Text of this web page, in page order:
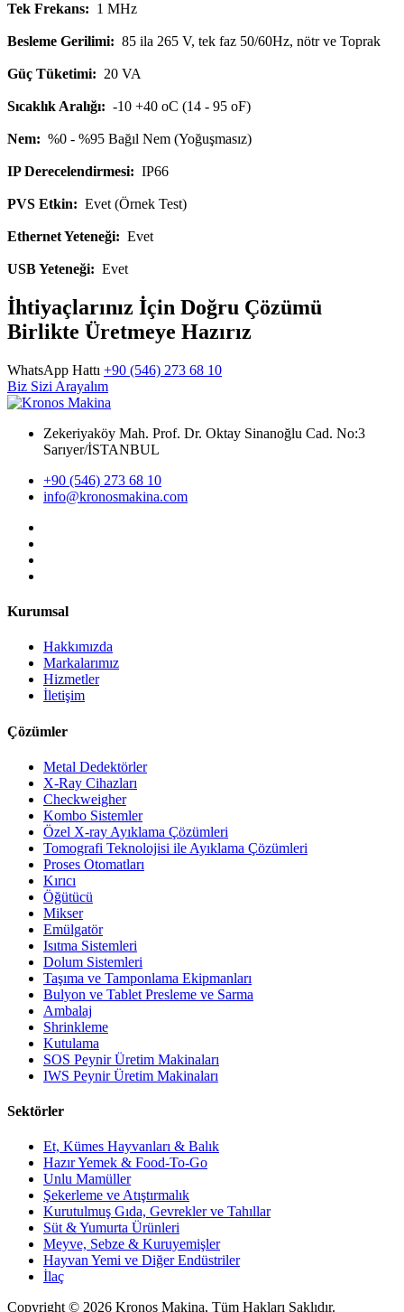
Tek Frekans: 1 MHz
Besleme Gerilimi: 85 ila 265 V, tek faz 50/60Hz, nötr ve Toprak
Güç Tüketimi: 20 VA
Sıcaklık Aralığı: -10 +40 oC (14 - 95 oF)
Nem: %0 - %95 Bağıl Nem (Yoğuşmasız)
IP Derecelendirmesi: IP66
PVS Etkin: Evet (Örnek Test)
Ethernet Yeteneği: Evet
USB Yeteneği: Evet
İhtiyaçlarınız İçin Doğru Çözümü
Birlikte Üretmeye Hazırız
WhatsApp Hattı +90 (546) 273 68 10
Biz Sizi Arayalım
Zekeriyaköy Mah. Prof. Dr. Oktay Sinanoğlu Cad. No:3
Sarıyer/İSTANBUL
+90 (546) 273 68 10
info@kronosmakina.com
Kurumsal
Hakkımızda
Markalarımız
Hizmetler
İletişim
Çözümler
Metal Dedektörler
X-Ray Cihazları
Checkweigher
Kombo Sistemler
Özel X-ray Ayıklama Çözümleri
Tomografi Teknolojisi ile Ayıklama Çözümleri
Proses Otomatları
Kırıcı
Öğütücü
Mikser
Emülgatör
Isıtma Sistemleri
Dolum Sistemleri
Taşıma ve Tamponlama Ekipmanları
Bulyon ve Tablet Presleme ve Sarma
Ambalaj
Shrinkleme
Kutulama
SOS Peynir Üretim Makinaları
IWS Peynir Üretim Makinaları
Sektörler
Et, Kümes Hayvanları & Balık
Hazır Yemek & Food-To-Go
Unlu Mamüller
Şekerleme ve Atıştırmalık
Kurutulmuş Gıda, Gevrekler ve Tahıllar
Süt & Yumurta Ürünleri
Meyve, Sebze & Kuruyemişler
Hayvan Yemi ve Diğer Endüstriler
İlaç
Copyright © 2026 Kronos Makina, Tüm Hakları Saklıdır.